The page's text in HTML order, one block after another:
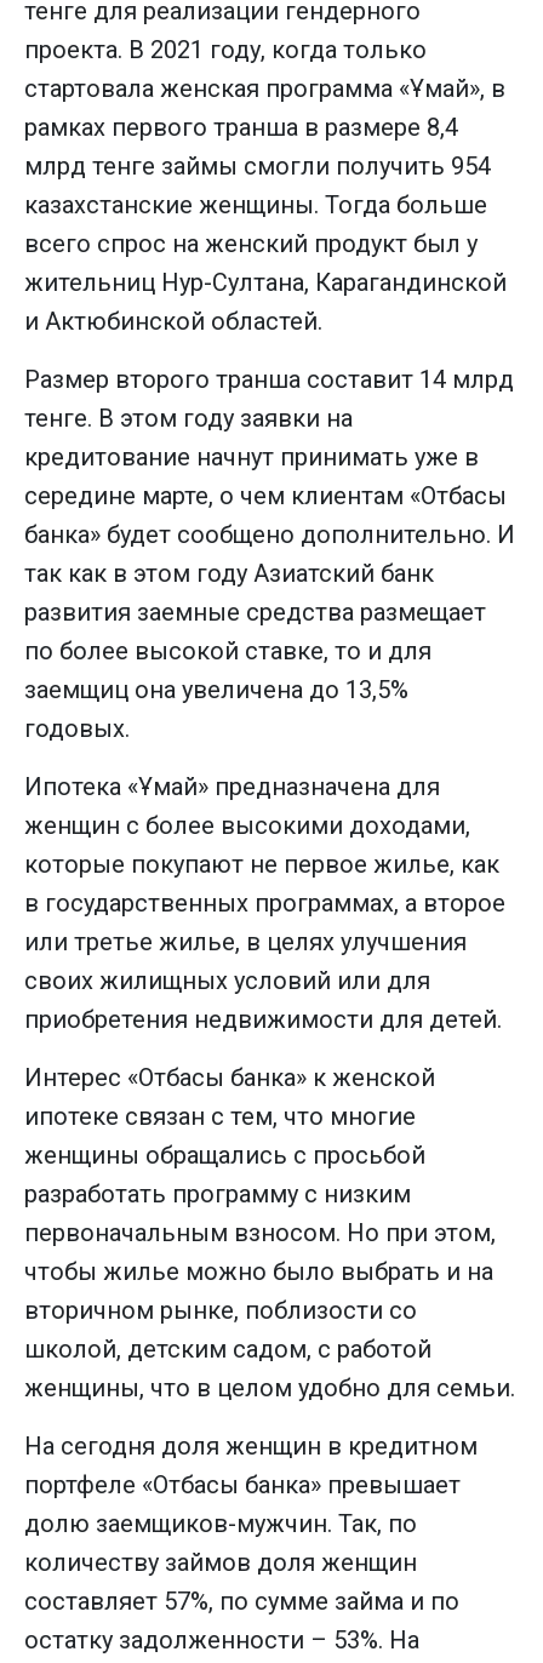
тенге для реализации гендерного
проекта. В 2021 году, когда только
стартовала женская программа «Ұмай», в
рамках первого транша в размере 8,4
млрд тенге займы смогли получить 954
казахстанские женщины. Тогда больше
всего спрос на женский продукт был у
жительниц Нур-Султана, Карагандинской
и Актюбинской областей.
Размер второго транша составит 14 млрд
тенге. В этом году заявки на
кредитование начнут принимать уже в
середине марте, о чем клиентам «Отбасы
банка» будет сообщено дополнительно. И
так как в этом году Азиатский банк
развития заемные средства размещает
по более высокой ставке, то и для
заемщиц она увеличена до 13,5%
годовых.
Ипотека «Ұмай» предназначена для
женщин с более высокими доходами,
которые покупают не первое жилье, как
в государственных программах, а второе
или третье жилье, в целях улучшения
своих жилищных условий или для
приобретения недвижимости для детей.
Интерес «Отбасы банка» к женской
ипотеке связан с тем, что многие
женщины обращались с просьбой
разработать программу с низким
первоначальным взносом. Но при этом,
чтобы жилье можно было выбрать и на
вторичном рынке, поблизости со
школой, детским садом, с работой
женщины, что в целом удобно для семьи.
На сегодня доля женщин в кредитном
портфеле «Отбасы банка» превышает
долю заемщиков-мужчин. Так, по
количеству займов доля женщин
составляет 57%, по сумме займа и по
остатку задолженности – 53%. На